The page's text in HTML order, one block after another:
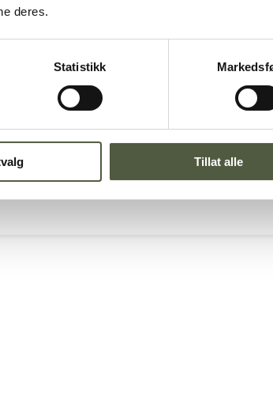
deres.
Statistikk
Tillat alle